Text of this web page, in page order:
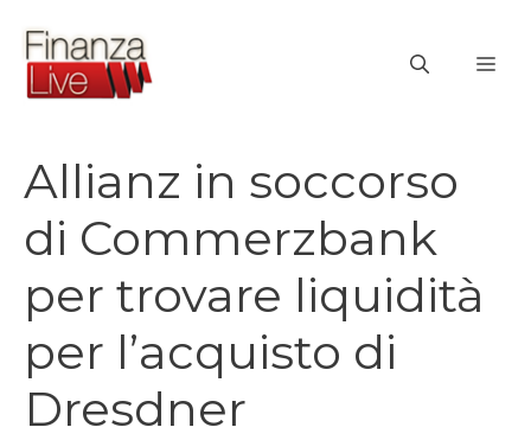
contenuto
Allianz in soccorso
di Commerzbank
per trovare liquidità
per l’acquisto di
Dresdner